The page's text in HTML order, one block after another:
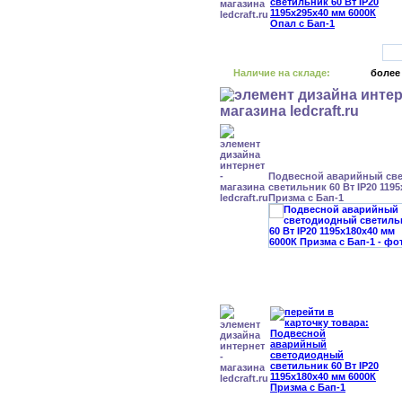
Наличие на складе: более
Подвесной аварийный
светильник 60 Вт IP20
Призма с Бап-1